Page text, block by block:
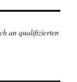
an qualifizierten